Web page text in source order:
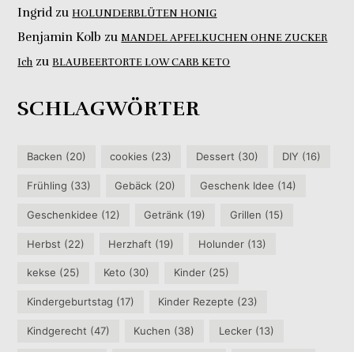
IngridzuHOLUNDERBLÜTEN HONIG
Benjamin Kolb zuMANDEL APFELKUCHEN OHNE ZUCKER
Ich zuBLAUBEERTORTE LOW CARB KETO
SCHLAGWÖRTER
Backen (20) cookies (23) Dessert (30) DIY (16)
Frühling (33) Gebäck (20) Geschenk Idee (14)
Geschenkidee (12) Getränk (19) Grillen (15)
Herbst (22) Herzhaft (19) Holunder(13)
kekse (25) Keto (30) Kinder(25)
Kindergeburtstag (17) Kinder Rezepte (23)
Kindgerecht (47) Kuchen (38) Lecker(13)